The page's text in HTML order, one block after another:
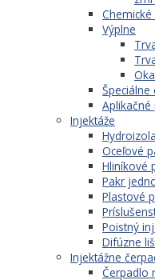
Výplne
Aplikačné
Injektáže
Oceľové
Hliníkové
Pakr
Plastové
Poistný
Difúzne
Injektážne
Čerpadlo